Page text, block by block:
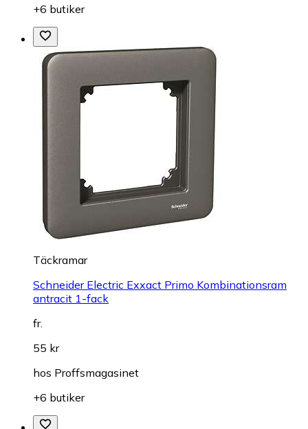
+6 butiker
Täckramar
Schneider Electric Exxact Primo Kombinationsram
antracit 1-fack
fr.
55 kr
hos Proffsmagasinet
+6 butiker